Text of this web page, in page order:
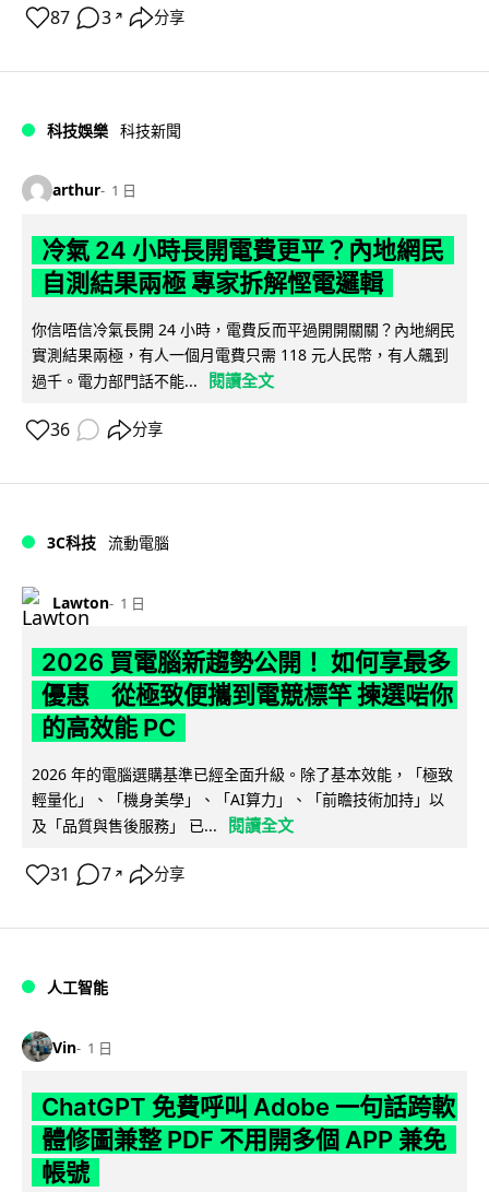
87 3 ↗ 分享
科技娛樂 科技新聞
arthur 1 日
冷氣 24 小時長開電費更平？內地網民
自測結果兩極 專家拆解慳電邏輯
你信唔信冷氣長開 24 小時，電費反而平過開開關關？內地網民
實測結果兩極，有人一個月電費只需 118 元人民幣，有人飆到
過千。電力部門話不能...
閱讀全文
36 分享
3C科技 流動電腦
Lawton 1 日
2026 買電腦新趨勢公開！ 如何享最多
優惠 從極致便攜到電競標竿 揀選啱你
的高效能 PC
2026 年的電腦選購基準已經全面升級。除了基本效能，「極致
輕量化」、「機身美學」、「AI算力」、「前瞻技術加持」以
及「品質與售後服務」 已...
閱讀全文
31 7 ↗ 分享
人工智能
Vin 1 日
ChatGPT 免費呼叫 Adobe 一句話跨軟
體修圖兼整 PDF 不用開多個 APP 兼免
帳號